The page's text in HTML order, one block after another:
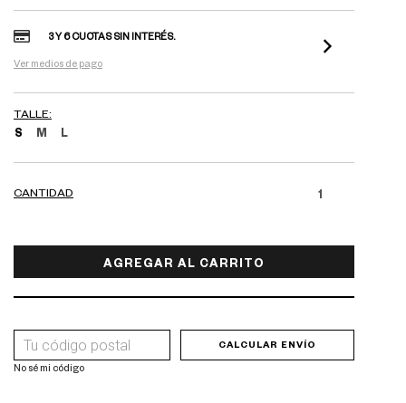
3 Y 6 CUOTAS SIN INTERÉS.
Ver medios de pago
TALLE:
S
M L
CANTIDAD
ENTREGAS AL CP CAMBIAR CP
CALCULAR ENVÍO
No sé mi código